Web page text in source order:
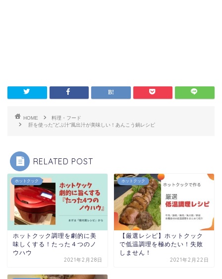
HOME
料理・フード
肝を使った”どぶ汁”風出汁が美味しい！あんこう鍋レシピ
RELATED POST
ホットクック
ホットクック調理を劇的に美
味しくする！たった４つのノ
ウハウ
2021年2月28日
ホットクック
【厳選レシピ】ホットクック
で低温調理を極めたい！失敗
しません！
2021年2月22日